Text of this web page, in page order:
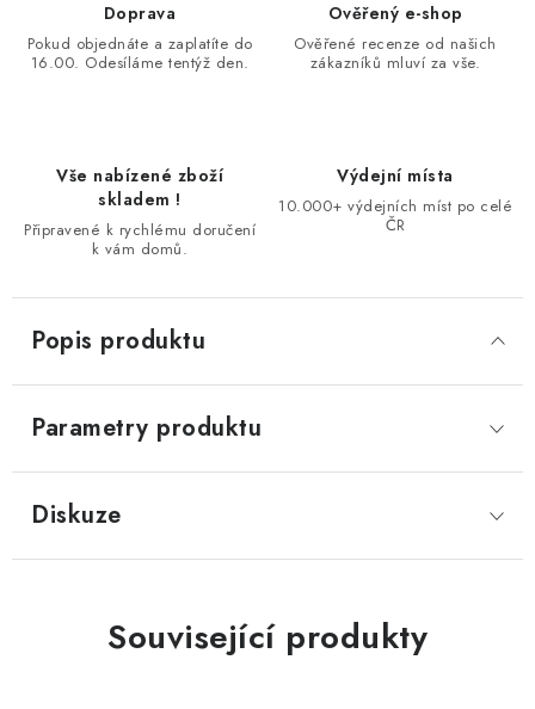
Doprava
Pokud objednáte a zaplatíte do
16.00. Odesíláme tentýž den.
Ověřený e-shop
Ověřené recenze od našich
zákazníků mluví za vše.
Vše nabízené zboží
skladem !
Připravené k rychlému doručení
k vám domů.
Výdejní místa
10.000+ výdejních míst po celé
ČR
Popis produktu
Parametry produktu
Diskuze
Související produkty